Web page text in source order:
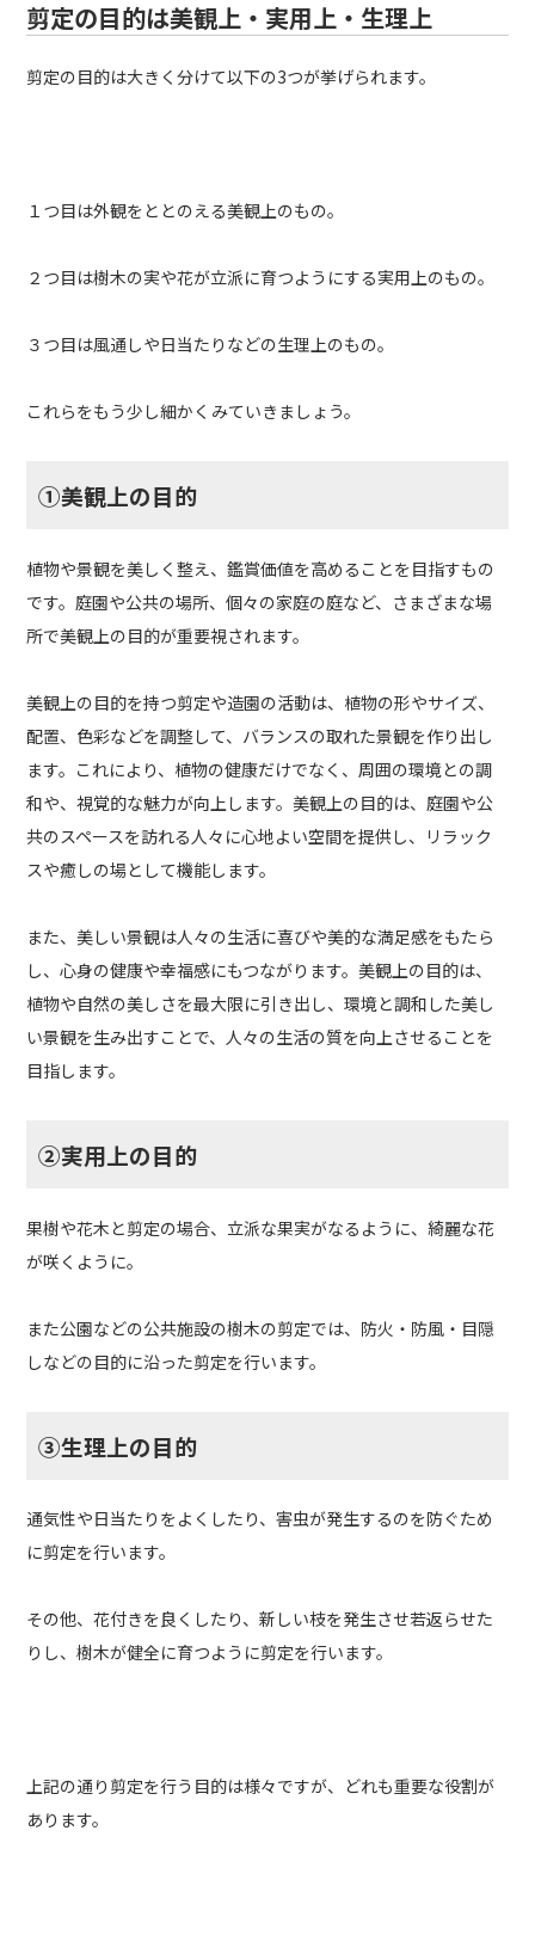
剪定の目的は美観上・実用上・生理上
剪定の目的は大きく分けて以下の3つが挙げられます。
１つ目は外観をととのえる美観上のもの。
２つ目は樹木の実や花が立派に育つようにする実用上のもの。
３つ目は風通しや日当たりなどの生理上のもの。
これらをもう少し細かくみていきましょう。
①美観上の目的
植物や景観を美しく整え、鑑賞価値を高めることを目指すもの
です。庭園や公共の場所、個々の家庭の庭など、さまざまな場
所で美観上の目的が重要視されます。
美観上の目的を持つ剪定や造園の活動は、植物の形やサイズ、
配置、色彩などを調整して、バランスの取れた景観を作り出し
ます。これにより、植物の健康だけでなく、周囲の環境との調
和や、視覚的な魅力が向上します。美観上の目的は、庭園や公
共のスペースを訪れる人々に心地よい空間を提供し、リラック
スや癒しの場として機能します。
また、美しい景観は人々の生活に喜びや美的な満足感をもたら
し、心身の健康や幸福感にもつながります。美観上の目的は、
植物や自然の美しさを最大限に引き出し、環境と調和した美し
い景観を生み出すことで、人々の生活の質を向上させることを
目指します。
②実用上の目的
果樹や花木と剪定の場合、立派な果実がなるように、綺麗な花
が咲くように。
また公園などの公共施設の樹木の剪定では、防火・防風・目隠
しなどの目的に沿った剪定を行います。
③生理上の目的
通気性や日当たりをよくしたり、害虫が発生するのを防ぐため
に剪定を行います。
その他、花付きを良くしたり、新しい枝を発生させ若返らせた
りし、樹木が健全に育つように剪定を行います。
上記の通り剪定を行う目的は様々ですが、どれも重要な役割が
あります。